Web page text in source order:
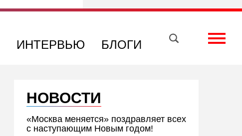
ИНТЕРВЬЮ БЛОГИ
ВконтактеТелеграм
НОВОСТИ
«Москва меняется» поздравляет всех
с наступающим Новым годом!